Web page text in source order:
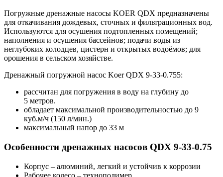
Погружные дренажные насосы KOER QDX предназначены
для откачивания дождевых, сточных и фильтрационных вод.
Используются для осушения подтопленных помещений;
наполнения и осушения бассейнов; подачи воды из
неглубоких колодцев, цистерн и открытых водоёмов; для
орошения в сельском хозяйстве.
Дренажный погружной насос Koer QDX 9-33-0.755:
рассчитан для погружения в воду на глубину до
5 метров.
обладает максимальной производительностью до 9
куб.м/ч (150 л/мин.)
максимальный напор до 33 м
Особенности дренажных насосов QDX 9-33-0.75
Корпус – алюминий, легкий и устойчив к коррозии
Рабочее колесо – технополимер